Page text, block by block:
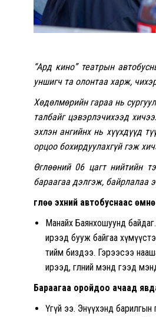
“Ард кино” театрын
уншигч та олонтаа харж,
Хөдөлмөрийн гараа нь
талбайг цэвэрлэчихээд
эхлэн ангийнх нь хүүхдүүд
орцоо бохирдуулахгүй гэж
Өглөөний 06 цагт нийтийн
бараагаа дэлгэж, байрлалаа
Өглөө эхний автобуснаас
Манайх Баянхошуунд байдаг.
ирээд бууж байгаа
тийм биздээ. Гэрээсээ
ирээд, өглөөний мэнд гээд
Бараагаа оройдоо ачаад
Үгүй ээ. Энүүхэнд барилгын